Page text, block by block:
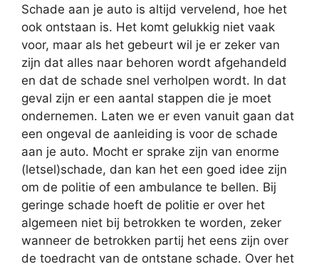
Schade aan je auto is altijd vervelend, hoe het
ook ontstaan is. Het komt gelukkig niet vaak
voor, maar als het gebeurt wil je er zeker van
zijn dat alles naar behoren wordt afgehandeld
en dat de schade snel verholpen wordt. In dat
geval zijn er een aantal stappen die je moet
ondernemen. Laten we er even vanuit gaan dat
een ongeval de aanleiding is voor de schade
aan je auto. Mocht er sprake zijn van enorme
(letsel)schade, dan kan het een goed idee zijn
om de politie of een ambulance te bellen. Bij
geringe schade hoeft de politie er over het
algemeen niet bij betrokken te worden, zeker
wanneer de betrokken partij het eens zijn over
de toedracht van de ontstane schade. Over het